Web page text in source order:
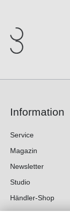
Information
Service
Magazin
Newsletter
Studio
Händler-Shop